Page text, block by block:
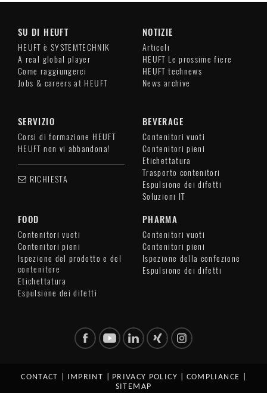
SU DI HEUFT
HEUFT è SYSTEMTECHNIK
A real global player
Come raggiungerci
Jobs & careers at HEUFT
NOTIZIE
Articoli
HEUFT Le prossime fiere
HEUFT technews
News archive
SERVIZIO
Corsi di formazione HEUFT
HEUFT non vi abbandona!
RICHIESTA
BEVERAGE
Contenitori vuoti
Contenitori pieni
Etichettatura
Trasporto contenitori
Espulsione dei difetti
Soluzioni IT
FOOD
Contenitori vuoti
Contenitori pieni
Ispezione del prodotto e del
contenitore
Etichettatura
Espulsione dei difetti
PHARMA
Contenitori vuoti
Contenitori pieni
Ispezione della confezione
Espulsione dei difetti
CONTACT IMPRINT PRIVACY POLICY COMPLIANCE
SITEMAP